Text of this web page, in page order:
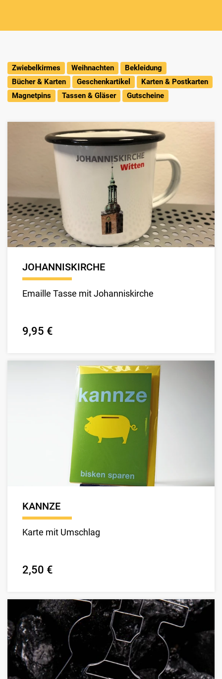
Zwiebelkirmes Weihnachten
Bekleidung
Bücher & Karten
Geschenkartikel
Karten & Postkarten
Magnetpins
Tassen & Gläser Gutscheine
JOHANNISKIRCHE
Emaille Tasse mit Johanniskirche
9,95 €
KANNZE
Karte mit Umschlag
2,50 €